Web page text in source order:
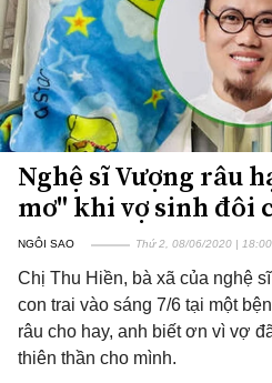
Nghệ sĩ Vượng râu
mơ" khi vợ sinh đôi
NGÔI SAO Thứ 2, 08/06/2020 | 18:00
Chị Thu Hiền, bà xã của nghệ
con trai vào sáng 7/6 tại một
râu cho hay, anh biết ơn vì vợ
thiên thần cho mình.